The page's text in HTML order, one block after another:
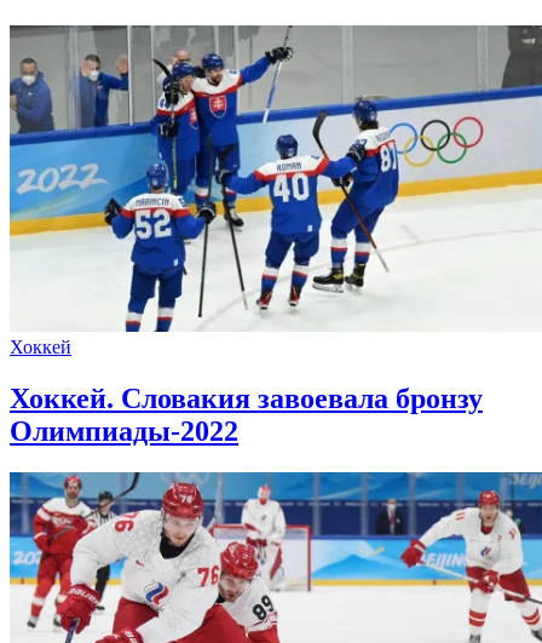
Хоккей
Хоккей. Словакия завоевала бронзу
Олимпиады-2022